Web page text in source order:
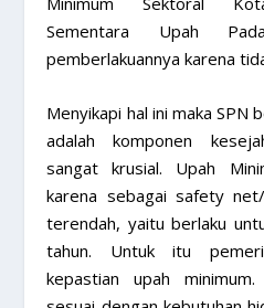
Sementara Upah
pemberlakuannya karena
Menyikapi hal ini maka SPN
adalah komponen
sangat krusial. Upah
karena sebagai safety
terendah, yaitu berlaku
tahun. Untuk itu
kepastian upah